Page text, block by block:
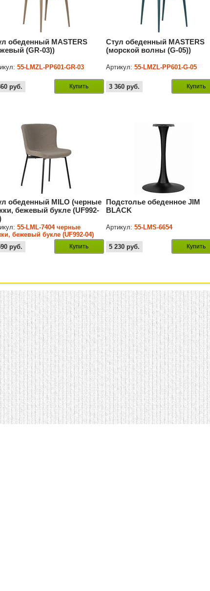
обеденный MASTERS
(GR-03))
55-LMZL-PP601-GR-03
руб. Купить
Стул обеденный MASTERS
(морской волны (G-05))
Артикул:55-LMZL-PP601-G-05
3 360 руб. Купить
обеденный MILO (черные
бежевый букле (UF992-
55-LML-7404 черные
бежевый букле (UF992-04)
руб. Купить
Подстолье обеденное JIM
BLACK
Артикул:55-LMS-6654
5 230 руб. Купить